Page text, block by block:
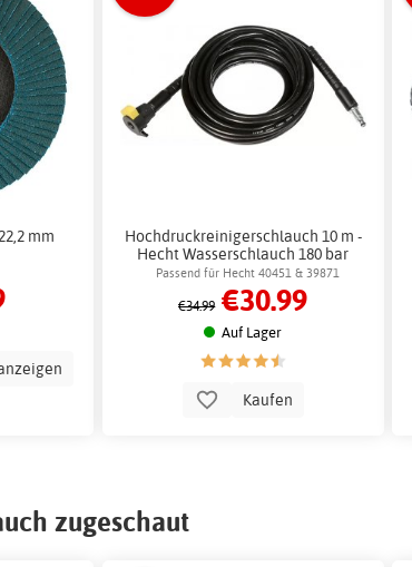
mm
Hochdruckreinigerschlauch 10 m -
Hecht Wasserschlauch 180 bar
Zubehör
Passend für Hecht 40451 & 39871
Hochdruckreiniger
€34.99 €30.99
Auf Lager
Kaufen
zugeschaut